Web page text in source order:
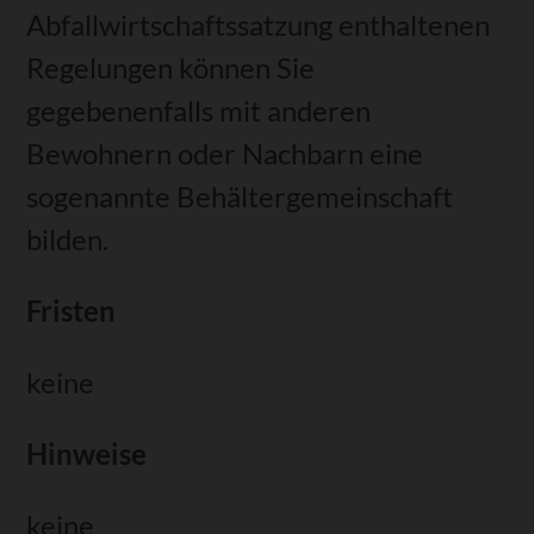
Abfallwirtschaftssatzung enthaltenen
Regelungen können Sie
gegebenenfalls mit anderen
Bewohnern oder Nachbarn eine
sogenannte Behältergemeinschaft
bilden.
Fristen
keine
Hinweise
keine